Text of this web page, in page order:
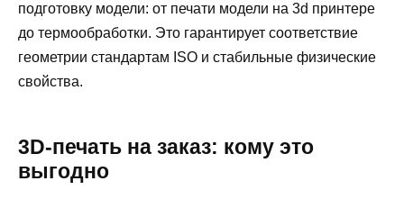
подготовку модели: от печати модели на 3d принтере
до термообработки. Это гарантирует соответствие
геометрии стандартам ISO и стабильные физические
свойства.
3D-печать на заказ: кому это
выгодно